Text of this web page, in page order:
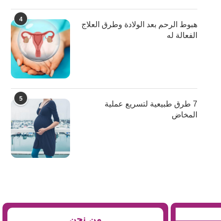
4
هبوط الرحم بعد الولادة وطرق العلاج
الفعالة له
5
7 طرق طبيعية لتسريع عملية
المخاض
من نحن